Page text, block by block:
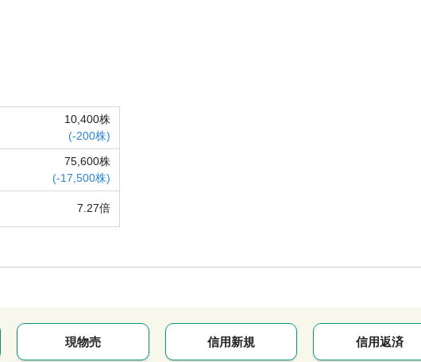
10,400株
(-200株)
75,600株
(-17,500株)
7.27倍
現物売 信用新規 信用返済